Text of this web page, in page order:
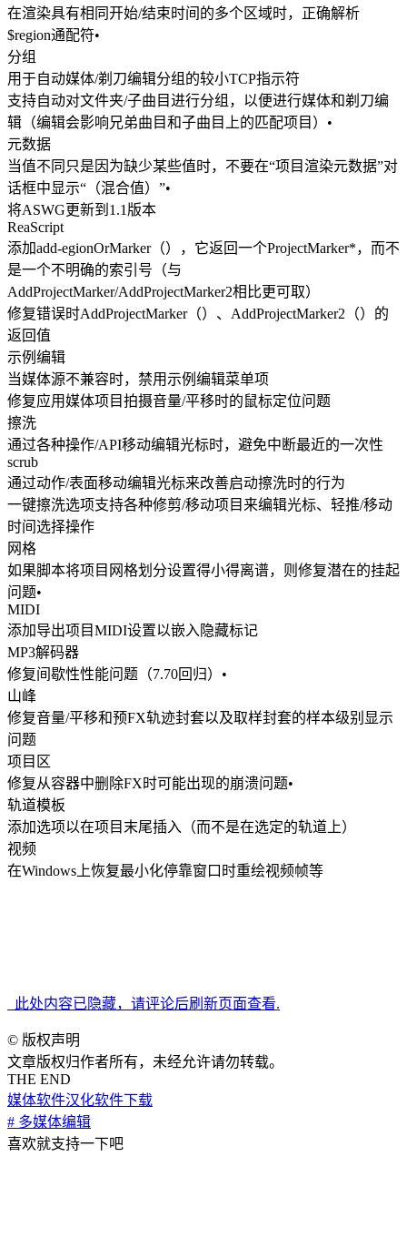
在渲染具有相同开始/结束时间的多个区域时，正确解析
$region通配符•
分组
用于自动媒体/剃刀编辑分组的较小TCP指示符
支持自动对文件夹/子曲目进行分组，以便进行媒体和剃刀编
辑（编辑会影响兄弟曲目和子曲目上的匹配项目）•
元数据
当值不同只是因为缺少某些值时，不要在“项目渲染元数据”对
话框中显示“（混合值）”•
将ASWG更新到1.1版本
ReaScript
添加add-egionOrMarker（），它返回一个ProjectMarker*，而不
是一个不明确的索引号（与
AddProjectMarker/AddProjectMarker2相比更可取）
修复错误时AddProjectMarker（）、AddProjectMarker2（）的
返回值
示例编辑
当媒体源不兼容时，禁用示例编辑菜单项
修复应用媒体项目拍摄音量/平移时的鼠标定位问题
擦洗
通过各种操作/API移动编辑光标时，避免中断最近的一次性
scrub
通过动作/表面移动编辑光标来改善启动擦洗时的行为
一键擦洗选项支持各种修剪/移动项目来编辑光标、轻推/移动
时间选择操作
网格
如果脚本将项目网格划分设置得小得离谱，则修复潜在的挂起
问题•
MIDI
添加导出项目MIDI设置以嵌入隐藏标记
MP3解码器
修复间歇性性能问题（7.70回归）•
山峰
修复音量/平移和预FX轨迹封套以及取样封套的样本级别显示
问题
项目区
修复从容器中删除FX时可能出现的崩溃问题•
轨道模板
添加选项以在项目末尾插入（而不是在选定的轨道上）
视频
在Windows上恢复最小化停靠窗口时重绘视频帧等
此处内容已隐藏，请评论后刷新页面查看.
© 版权声明
文章版权归作者所有，未经允许请勿转载。
THE END
媒体软件汉化软件下载
# 多媒体编辑
喜欢就支持一下吧